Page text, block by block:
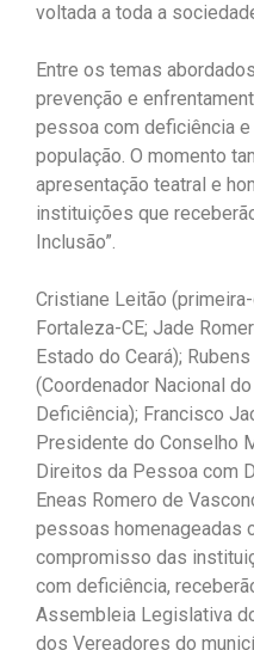
voltada a toda a
Entre os temas
prevenção e
pessoa com deficiência
população. O momento
apresentação teatral e
instituições que
Inclusão”.
Cristiane Leitão
Fortaleza-CE; Jade
Estado do Ceará);
(Coordenador Nacional
Deficiência); Francisco
Presidente do Conselho
Direitos da Pessoa com
Eneas Romero de
pessoas homenageadas
compromisso das
com deficiência,
Assembleia Legislativa
dos Vereadores do